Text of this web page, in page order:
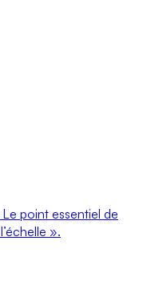
point essentiel de
».